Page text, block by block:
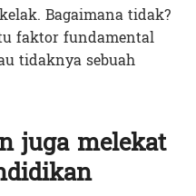
Bagaimana tidak?
faktor fundamental
tidaknya sebuah
juga melekat